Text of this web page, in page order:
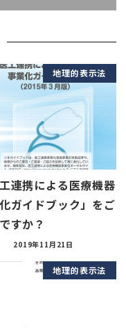
地理的表示法
工連携による医療機器
ガイドブック」をご
すか？
2019年11月21日
地理的表示法